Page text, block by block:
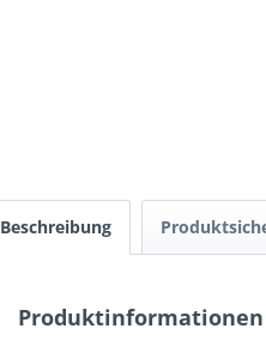
Beschreibung
Produktinformationen